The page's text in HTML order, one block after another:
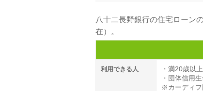
八十二長野銀行の住宅ローン
在）。
利用できる人 ・満20歳以
・団体信用
※カーディフ